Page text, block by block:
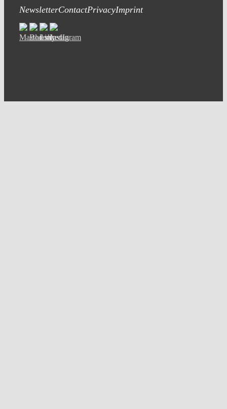
NewsletterContactPrivacyImprint